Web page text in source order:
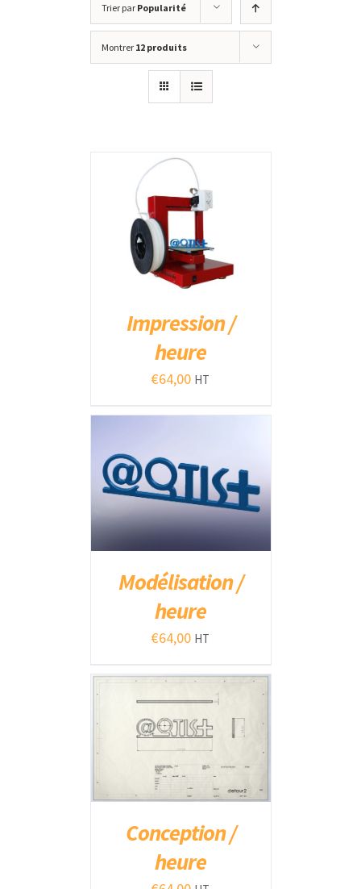
Trier par Popularité
Montrer 12 produits
AJOUTER AU PANIER
DÉTAILS
Impression /
heure
€64,00 HT
AJOUTER AU PANIER
/
DÉTAILS
Modélisation /
heure
€64,00 HT
AJOUTER AU PANIER
DÉTAILS
Conception /
heure